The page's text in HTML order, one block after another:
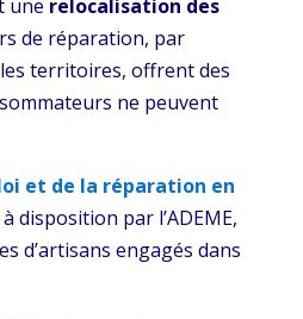
une relocalisation des
de réparation, par
territoires, offrent des
ne peuvent
et de la réparation en
disposition par l’ADEME,
d’artisans engagés dans